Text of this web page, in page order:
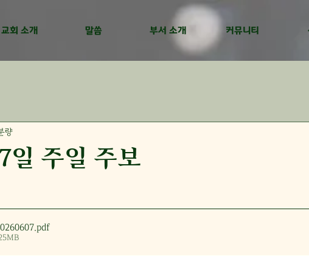
교회 소개 말씀 부서 소개 커뮤니티
일 주일 주보
량
.pdf